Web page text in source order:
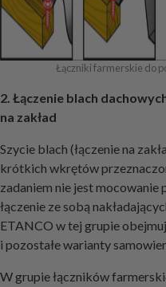
Łączniki farmerskie do
2. Łączenie blach
na zakład
Szycie blach (łączenie na
krótkich wkrętów
zadaniem nie jest
łączenie ze sobą
ETANCO w tej grupie
i pozostałe warianty
W grupie łączników